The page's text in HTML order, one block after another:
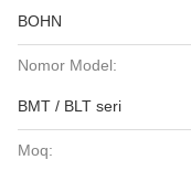
BOHN
Nomor Model:
BMT / BLT seri
Moq: